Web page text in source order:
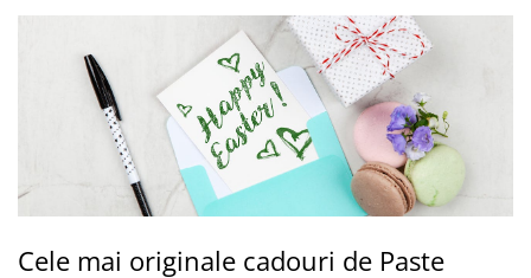
Cadouri Pensionare
Cadouri Colegi, sefi sau angajati
Cadouri pentru Doctori
Cadouri pentru Sfânta Maria
Cele mai originale cadouri de Paste